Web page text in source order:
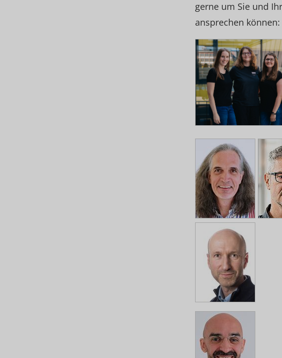
gerne um Sie und
ansprechen können: